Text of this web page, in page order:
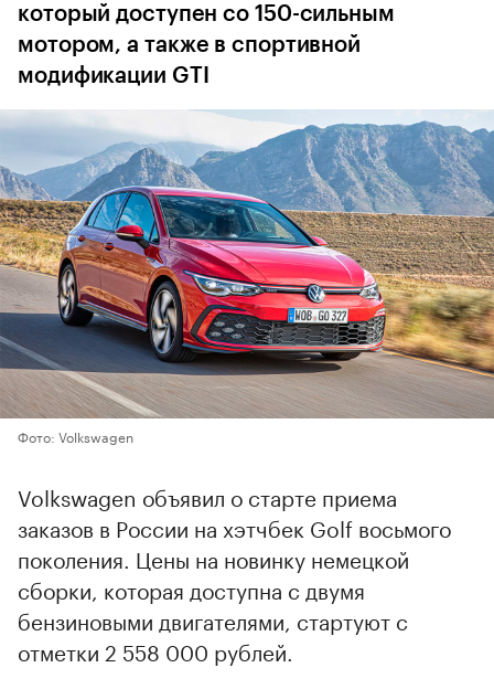
который доступен со 150-сильным
мотором, а также в спортивной
модификации GTI
Фото: Volkswagen
Volkswagen объявил о старте приема
заказов в России на хэтчбек Golf восьмого
поколения. Цены на новинку немецкой
сборки, которая доступна с двумя
бензиновыми двигателями, стартуют с
отметки 2 558 000 рублей.